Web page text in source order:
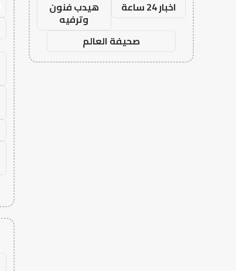
اخبار 24 ساعة
هيدب فنون
وترفيه
صحيفة العالم